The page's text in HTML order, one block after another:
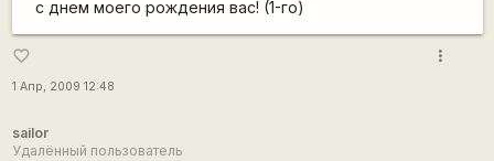
с днем моего рождения вас! (1-го)
favorite_border
1 Апр, 2009 12:48
more_vert
sailor
Удалённый пользователь